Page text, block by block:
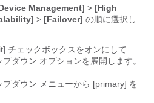
Management] > [High
> [Failover] の順に選択し
チェックボックスをオンにして
プダウン オプションを展開します。
プダウン メニューから [primary] を